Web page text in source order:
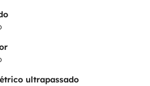
ultrapassado